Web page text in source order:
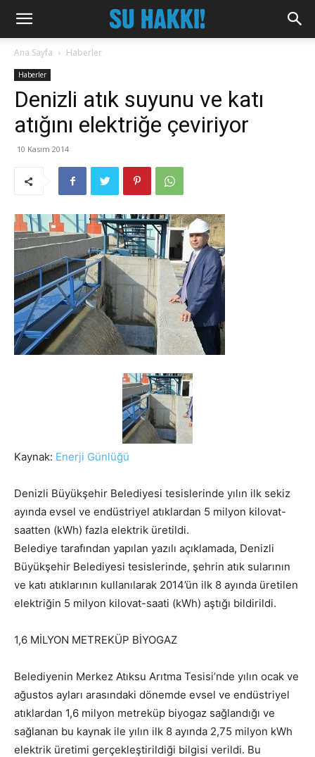
Ana Sayfa Haberler
Haberler
Denizli atık suyunu ve katı
atığını elektriğe çeviriyor
10 Kasım 2014
Kaynak: Enerji Günlüğü
Denizli Büyükşehir Belediyesi tesislerinde yılın ilk sekiz
ayında evsel ve endüstriyel atıklardan 5 milyon kilovat-
saatten (kWh) fazla elektrik üretildi.
Belediye tarafından yapılan yazılı açıklamada, Denizli
Büyükşehir Belediyesi tesislerinde, şehrin atık sularının
ve katı atıklarının kullanılarak 2014’ün ilk 8 ayında üretilen
elektriğin 5 milyon kilovat-saati (kWh) aştığı bildirildi.
1,6 MİLYON METREKÜP BİYOGAZ
Belediyenin Merkez Atıksu Arıtma Tesisi’nde yılın ocak ve
ağustos ayları arasındaki dönemde evsel ve endüstriyel
atıklardan 1,6 milyon metreküp biyogaz sağlandığı ve
sağlanan bu kaynak ile yılın ilk 8 ayında 2,75 milyon kWh
elektrik üretimi gerçekleştirildiği bilgisi verildi. Bu